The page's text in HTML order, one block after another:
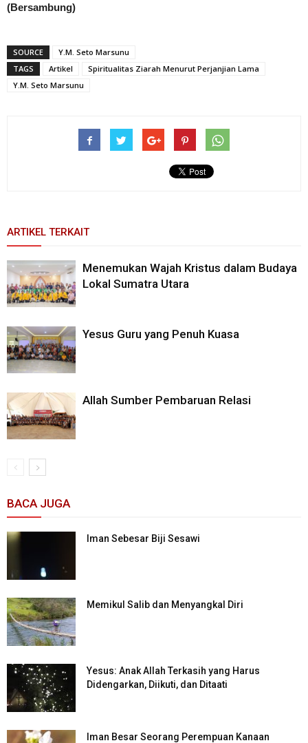
(Bersambung)
SOURCE
Y.M. Seto Marsunu
TAGS
Artikel
Spiritualitas Ziarah Menurut Perjanjian Lama
Y.M. Seto Marsunu
ARTIKEL TERKAIT
Menemukan Wajah Kristus dalam Budaya
Lokal Sumatra Utara
Yesus Guru yang Penuh Kuasa
Allah Sumber Pembaruan Relasi
BACA JUGA
Iman Sebesar Biji Sesawi
Memikul Salib dan Menyangkal Diri
Yesus: Anak Allah Terkasih yang Harus
Didengarkan, Diikuti, dan Ditaati
Iman Besar Seorang Perempuan Kanaan